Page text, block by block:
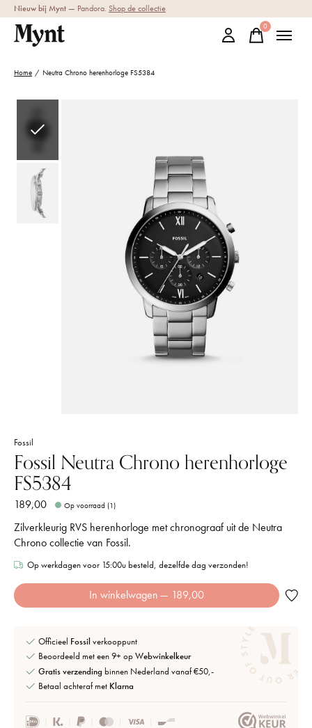
Nieuw bij Mynt — Pandora. Shop de collectie
0items
Home / Neutra Chrono herenhorloge FS5384
Fossil
Fossil Neutra Chrono herenhorloge
FS5384
189,00 Op voorraad (1)
Zilverkleurig RVS herenhorloge met chronograaf uit de Neutra
Chrono collectie van Fossil.
Op werkdagen voor 15:00u besteld, dezelfde dag verzonden!
In winkelwagen — 189,00
Officieel Fossil verkooppunt
Beoordeeld met een 9+ opWebwinkelkeur
Gratis verzending binnen Nederland vanaf €50,-
Betaal achteraf met Klarna